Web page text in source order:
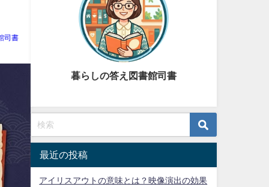
司書
暮らしの答え図書館司書
最近の投稿
アイリスアウトの意味とは？映像演出の効果